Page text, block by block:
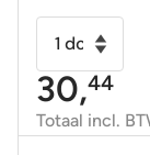
Wandtegel
Lys
wit
30,44
Totaal incl.